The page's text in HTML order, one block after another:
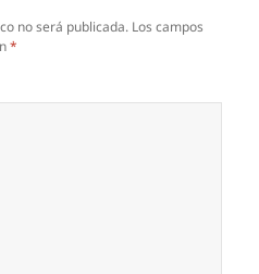
no será publicada. Los campos
*